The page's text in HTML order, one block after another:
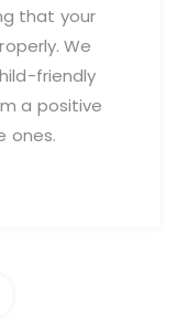
that your
We
friendly
a positive
ones.